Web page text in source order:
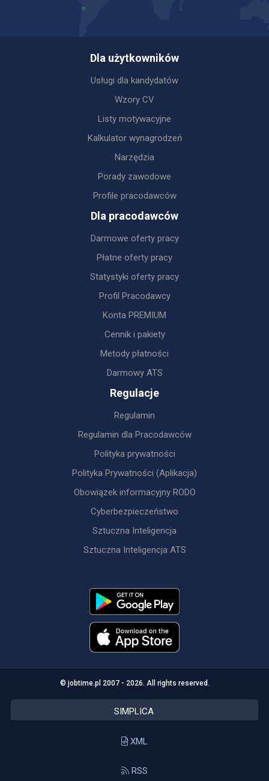
Dla użytkowników
Usługi dla kandydatów
Wzory CV
Listy motywacyjne
Kalkulator wynagrodzeń
Narzędzia
Porady zawodowe
Profile pracodawców
Dla pracodawców
Darmowe oferty pracy
Płatne oferty pracy
Statystyki oferty pracy
Profil Pracodawcy
Konta PREMIUM
Cennik i pakiety
Metody płatności
Darmowy ATS
Regulacje
Regulamin
Regulamin dla Pracodawców
Polityka prywatności
Polityka Prywatności (Aplikacja)
Obowiązek informacyjny RODO
Cyberbezpieczeństwo
Sztuczna Inteligencja
Sztuczna Inteligencja ATS
© jobtime.pl 2007 - 2026. All rights reserved.
SIMPLICA
XML
RSS